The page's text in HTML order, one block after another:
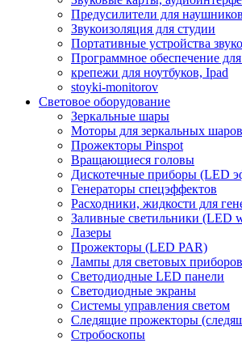
Предусилители для наушников
Звукоизоляция для студии
Портативные устройства
Программное обеспечение
крепежи для ноутбуков, Ipad
stoyki-monitorov
Световое оборудование
Зеркальные шары
Моторы для зеркальных шаров
Прожекторы Pinspot
Вращающиеся головы
Дискотечные приборы (LED
Генераторы спецэффектов
Расходники, жидкости для
Заливные светильники (LED
Лазеры
Прожекторы (LED PAR)
Лампы для световых приборов
Светодиодные LED панели
Светодиодные экраны
Системы управления светом
Следящие прожекторы
Стробоскопы